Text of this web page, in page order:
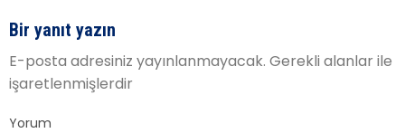
Bir yanıt yazın
E-posta adresiniz yayınlanmayacak. Gerekli alanlar ile
işaretlenmişlerdir
Yorum